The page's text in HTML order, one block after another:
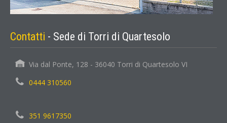
Contatti - Sede di Torri di Quartesolo
Via dal Ponte, 128 - 36040 Torri di Quartesolo VI
0444 310560
351 9617350